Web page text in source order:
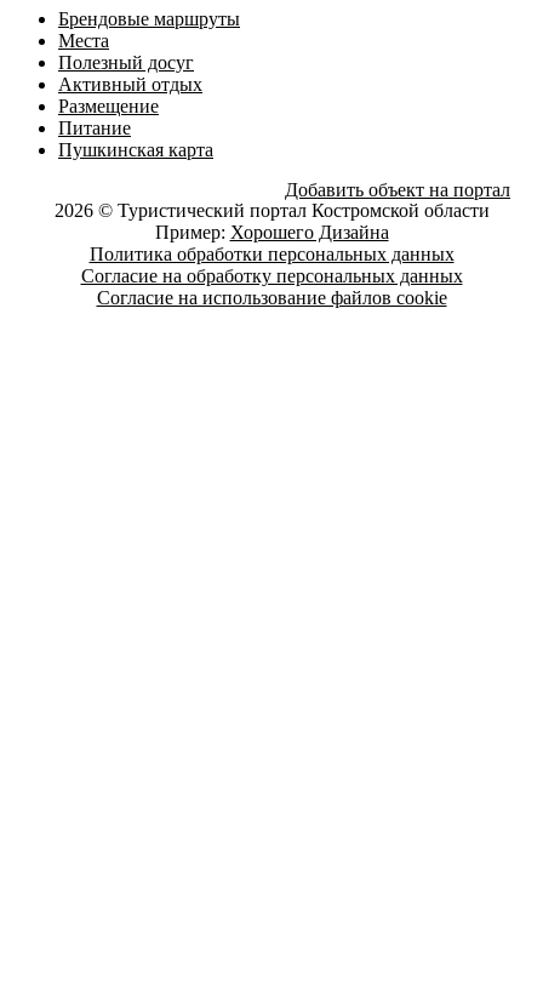
Брендовые маршруты
Места
Полезный досуг
Активный отдых
Размещение
Питание
Пушкинская карта
Добавить объект на портал
2026 © Туристический портал Костромской области
Пример: Хорошего Дизайна
Политика обработки персональных данных
Согласие на обработку персональных данных
Согласие на использование файлов cookie